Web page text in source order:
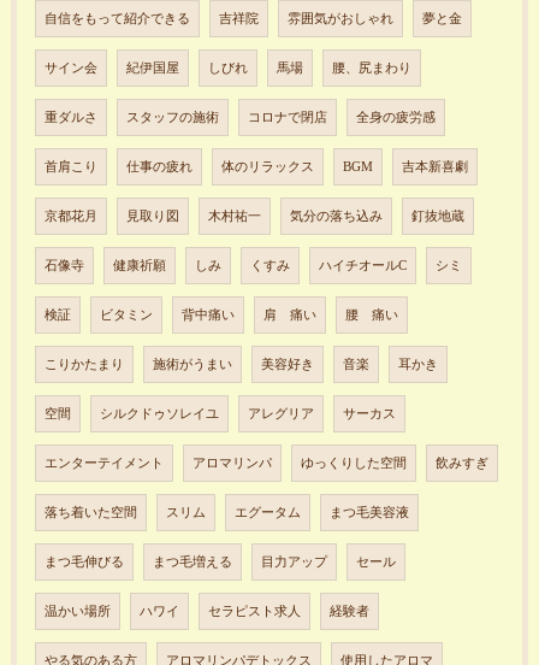
自信をもって紹介できる 吉祥院 雰囲気がおしゃれ 夢と金
サイン会 紀伊国屋 しびれ 馬場 腰、尻まわり
重ダルさ スタッフの施術 コロナで閉店 全身の疲労感
首肩こり 仕事の疲れ 体のリラックス BGM 吉本新喜劇
京都花月 見取り図 木村祐一 気分の落ち込み 釘抜地蔵
石像寺 健康祈願 しみ くすみ ハイチオールC シミ
検証 ビタミン 背中痛い 肩 痛い 腰 痛い
こりかたまり 施術がうまい 美容好き 音楽 耳かき
空間 シルクドゥソレイユ アレグリア サーカス
エンターテイメント アロマリンパ ゆっくりした空間 飲みすぎ
落ち着いた空間 スリム エグータム まつ毛美容液
まつ毛伸びる まつ毛増える 目力アップ セール
温かい場所 ハワイ セラピスト求人 経験者
やる気のある方 アロマリンパデトックス 使用したアロマ